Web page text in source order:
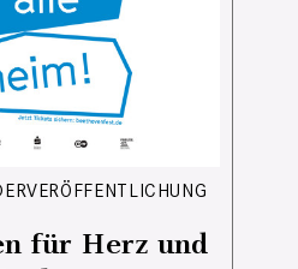
für Herz und